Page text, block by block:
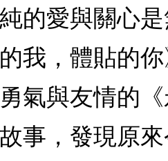
的愛與關心
的我，體貼的
氣與友情的
事，發現原